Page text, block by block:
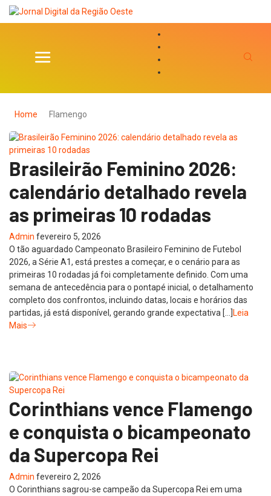
Home Flamengo
Brasileirão Feminino 2026:
calendário detalhado revela
as primeiras 10 rodadas
Admin fevereiro 5, 2026
O tão aguardado Campeonato Brasileiro Feminino de Futebol
2026, a Série A1, está prestes a começar, e o cenário para as
primeiras 10 rodadas já foi completamente definido. Com uma
semana de antecedência para o pontapé inicial, o detalhamento
completo dos confrontos, incluindo datas, locais e horários das
partidas, já está disponível, gerando grande expectativa […]
Leia
Mais
Corinthians vence Flamengo
e conquista o bicampeonato
da Supercopa Rei
Admin fevereiro 2, 2026
O Corinthians sagrou-se campeão da Supercopa Rei em uma